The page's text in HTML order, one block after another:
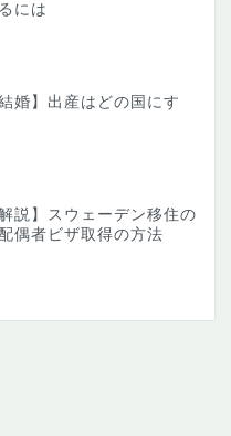
には
結婚】出産はどの国にす
解説】スウェーデン移住の
偶者ビザ取得の方法